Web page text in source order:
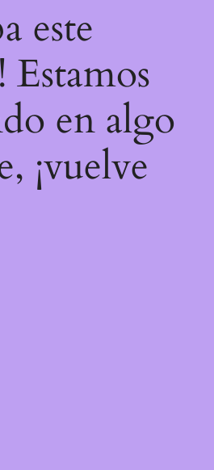
este
Estamos
en algo
¡vuelve